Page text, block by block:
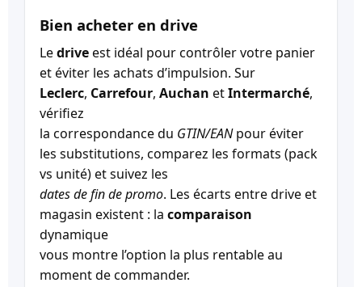
Bien acheter en drive
Ledriveest idéal pour contrôler votre panier
et éviter les achats d’impulsion. Sur
Leclerc, Carrefour, Auchan etIntermarché,
vérifiez
la correspondance du GTIN/EANpour éviter
les substitutions, comparez les formats (pack
vs unité) et suivez les
dates de fin de promo. Les écarts entre drive et
magasin existent : la comparaison
dynamique
vous montre l’option la plus rentable au
moment de commander.